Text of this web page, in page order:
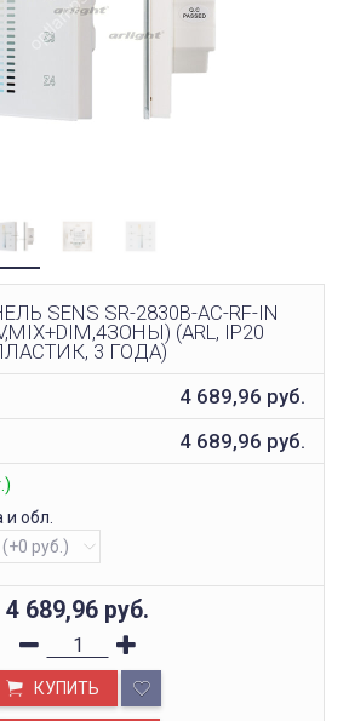
SENS SR-2830B-AC-RF-IN
(ARL, IP20
3 ГОДА)
4 689,96 руб.
4 689,96 руб.
обл.
4 689,96 руб.
КУПИТЬ